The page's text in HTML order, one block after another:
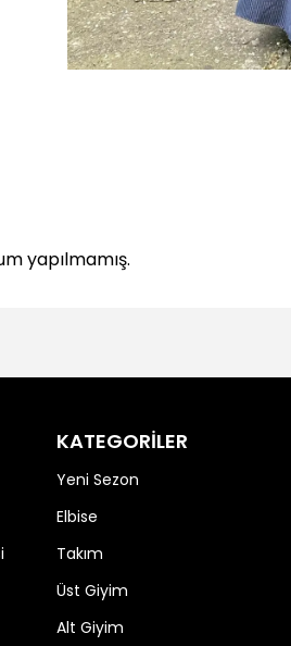
yapılmamış.
KATEGORİLER
Yeni Sezon
Elbise
Takım
Üst Giyim
Alt Giyim